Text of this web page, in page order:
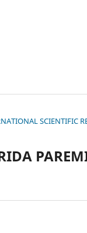
SCIENTIFIC